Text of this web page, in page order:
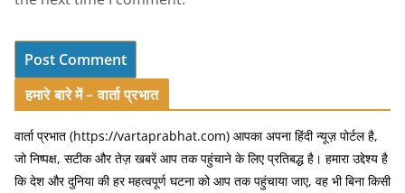
हमारे बारे में – वार्ता प्रभात
वार्ता प्रभात (https://vartaprabhat.com) आपका अपना हिंदी न्यूज़ पोर्टल है,
जो निष्पक्ष, सटीक और तेज़ खबरें आप तक पहुंचाने के लिए प्रतिबद्ध है। हमारा उद्देश्य है
कि देश और दुनिया की हर महत्वपूर्ण घटना को आप तक पहुंचाया जाए, वह भी बिना किसी